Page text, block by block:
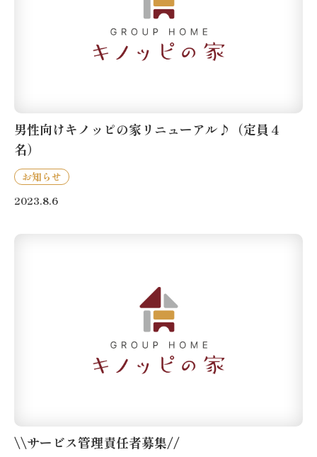
男性向けキノッピの家リニューアル♪（定員４
名）
お知らせ
2023.8.6
\\サービス管理責任者募集//